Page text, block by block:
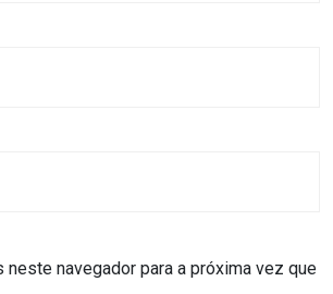
neste navegador para a próxima vez que